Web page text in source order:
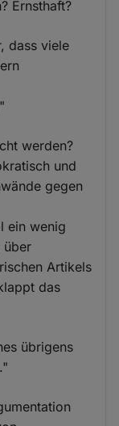
Ernsthaft?
dass viele
werden?
und
gegen
ein wenig
über
Artikels
das
übrigens